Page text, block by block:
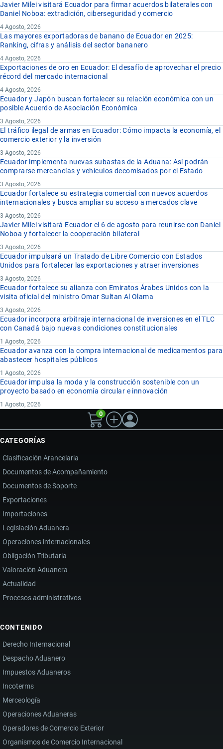
Javier Milei visitará Ecuador para firmar acuerdos bilaterales con
Daniel Noboa: extradición, ciberseguridad y comercio
4 Agosto, 2026
Las mayores exportadoras de banano de Ecuador en 2025:
Ranking, cifras y análisis del sector bananero
4 Agosto, 2026
Exportaciones de oro en Ecuador: El desafío de aprovechar el precio
récord del mercado internacional
4 Agosto, 2026
Ecuador y Japón buscan fortalecer su relación económica con un
posible Acuerdo de Asociación Económica
3 Agosto, 2026
El tráfico ilegal de armas en Ecuador: Cómo impacta la economía, el
comercio exterior y la inversión
3 Agosto, 2026
Ecuador implementa nuevas subastas de la Aduana: Así podrán
comprarse mercancías y vehículos decomisados por el Estado
3 Agosto, 2026
Ecuador fortalece su estrategia comercial con nuevos acuerdos
internacionales y busca ampliar su acceso a mercados clave
3 Agosto, 2026
Javier Milei visitará Ecuador el 6 de agosto para reunirse con Daniel
Noboa y fortalecer la cooperación bilateral
3 Agosto, 2026
Ecuador impulsará un Tratado de Libre Comercio con Estados
Unidos para fortalecer las exportaciones y atraer inversiones
3 Agosto, 2026
Ecuador fortalece su alianza con Emiratos Árabes Unidos con la
visita oficial del ministro Omar Sultan Al Olama
3 Agosto, 2026
Ecuador incorpora arbitraje internacional de inversiones en el TLC
con Canadá bajo nuevas condiciones constitucionales
1 Agosto, 2026
Ecuador avanza con la compra internacional de medicamentos para
abastecer hospitales públicos
1 Agosto, 2026
Ecuador impulsa la moda y la construcción sostenible con un
proyecto basado en economía circular e innovación
1 Agosto, 2026
0
CATEGORÍAS
Clasificación Arancelaria
Documentos de Acompañamiento
Documentos de Soporte
Exportaciones
Importaciones
Legislación Aduanera
Operaciones internacionales
Obligación Tributaria
Valoración Aduanera
Actualidad
Procesos administrativos
CONTENIDO
Derecho Internacional
Despacho Aduanero
Impuestos Aduaneros
Incoterms
Merceología
Operaciones Aduaneras
Operadores de Comercio Exterior
Organismos de Comercio Internacional